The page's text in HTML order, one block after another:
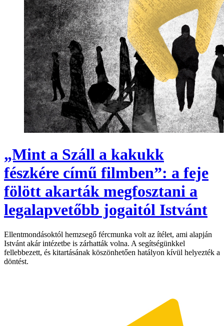
„Mint a Száll a kakukk
fészkére című filmben”: a feje
fölött akarták megfosztani a
legalapvetőbb jogaitól Istvánt
Ellentmondásoktól hemzsegő fércmunka volt az ítélet, ami alapján
Istvánt akár intézetbe is zárhatták volna. A segítségünkkel
fellebbezett, és kitartásának köszönhetően hatályon kívül helyezték a
döntést.